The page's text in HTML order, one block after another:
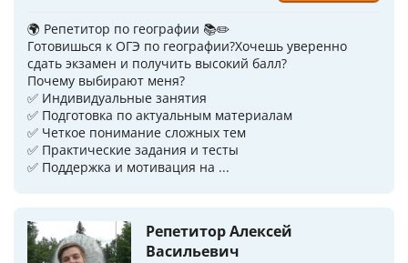
🌍 Репетитор по географии 📚✏️
Готовишься к ОГЭ по географии?Хочешь уверенно
сдать экзамен и получить высокий балл?
Почему выбирают меня?
✅ Индивидуальные занятия
✅ Подготовка по актуальным материалам
✅ Четкое понимание сложных тем
✅ Практические задания и тесты
✅ Поддержка и мотивация на ...
Репетитор Алексей
Васильевич